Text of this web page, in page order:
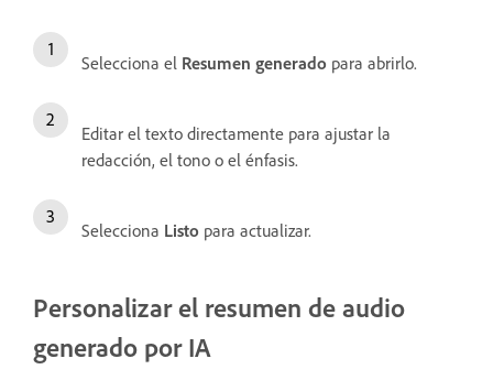
Selecciona el Resumen generado para abrirlo.
Editar el texto directamente para ajustar la
redacción, el tono o el énfasis.
Selecciona Listo para actualizar.
Personalizar el resumen de audio
generado por IA